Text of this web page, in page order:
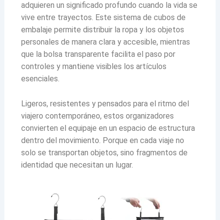
adquieren un significado profundo cuando la vida se
vive entre trayectos. Este sistema de cubos de
embalaje permite distribuir la ropa y los objetos
personales de manera clara y accesible, mientras
que la bolsa transparente facilita el paso por
controles y mantiene visibles los artículos
esenciales.
Ligeros, resistentes y pensados para el ritmo del
viajero contemporáneo, estos organizadores
convierten el equipaje en un espacio de estructura
dentro del movimiento. Porque en cada viaje no
solo se transportan objetos, sino fragmentos de
identidad que necesitan un lugar.